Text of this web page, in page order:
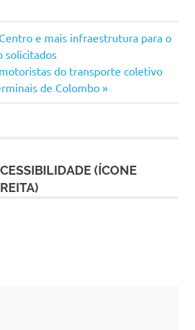
e mais infraestrutura para o
solicitados
do transporte coletivo
de Colombo
(ÍCONE